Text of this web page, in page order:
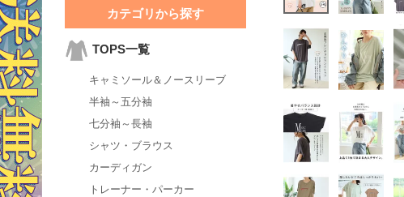
カテゴリから探す
TOPS一覧
キャミソール＆ノースリーブ
半袖～五分袖
七分袖～長袖
シャツ・ブラウス
カーディガン
トレーナー・パーカー